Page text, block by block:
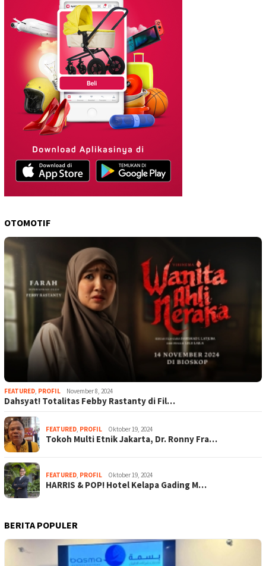
OTOMOTIF
FEATURED, PROFIL November 8, 2024
Dahsyat! Totalitas Febby Rastanty di Fil…
FEATURED, PROFIL Oktober 19, 2024
Tokoh Multi Etnik Jakarta, Dr. Ronny Fra…
FEATURED, PROFIL Oktober 19, 2024
HARRIS & POP! Hotel Kelapa Gading M…
BERITA POPULER